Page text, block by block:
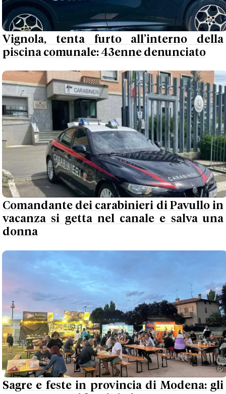
Vignola, tenta furto all’interno della
piscina comunale: 43enne denunciato
Comandante dei carabinieri di Pavullo in
vacanza si getta nel canale e salva una
donna
Sagre e feste in provincia di Modena: gli